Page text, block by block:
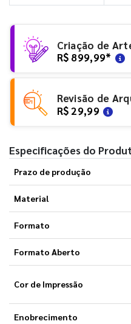
Criação de
R$ 899,99*
Revisão de
R$ 29,99
Especificações do
Prazo de produção
Material
Formato
Formato Aberto
Cor de Impressão
Enobrecimento